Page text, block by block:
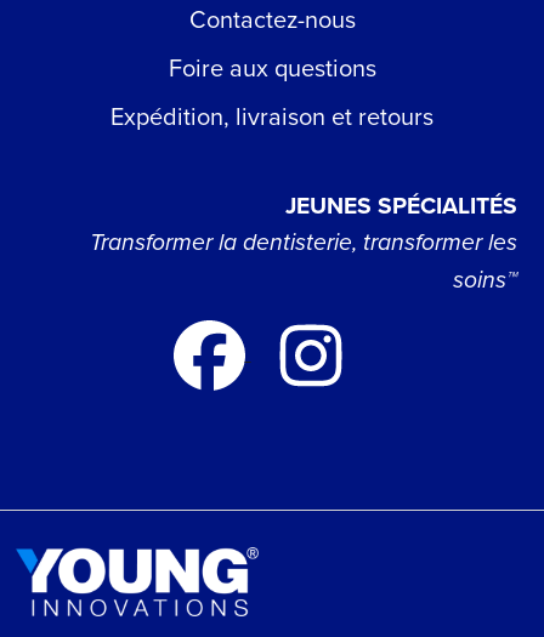
Contactez-nous
Foire aux questions
Expédition, livraison et retours
JEUNES SPÉCIALITÉS
Transformer la dentisterie, transformer les
soins™